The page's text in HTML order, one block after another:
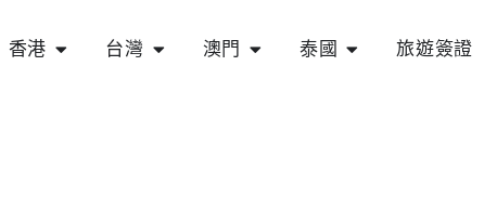
香港 台灣 澳門 泰國 旅遊簽證